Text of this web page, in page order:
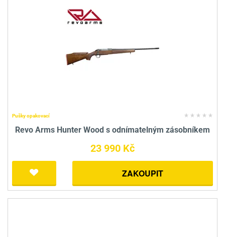
Pušky opakovací
Revo Arms Hunter Wood s odnímatelným zásobníkem
23 990 Kč
ZAKOUPIT